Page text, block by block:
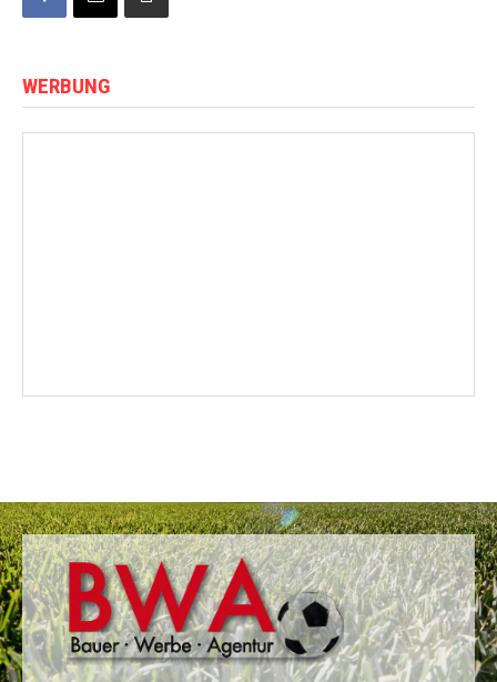
WERBUNG